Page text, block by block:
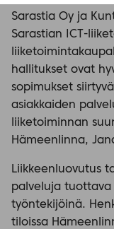
Sarastia Oy ja
Sarastian ICT-
hallitukset ovat
sopimukset
asiakkaiden
liiketoiminnan
Hämeenlinna,
Liikkeenluovutus
palveluja tuottava
työntekijöinä.
tiloissa